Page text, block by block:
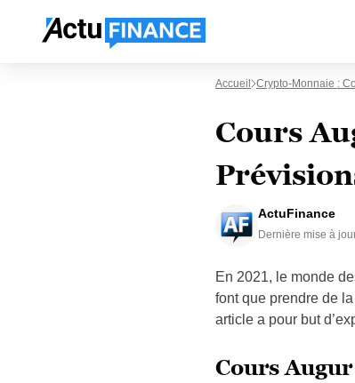
Accueil Crypto-Monnaie :
Cours
ActuFinance
Dernière mise à
En 2021, le monde
font que prendre de
article a pour but
Cours